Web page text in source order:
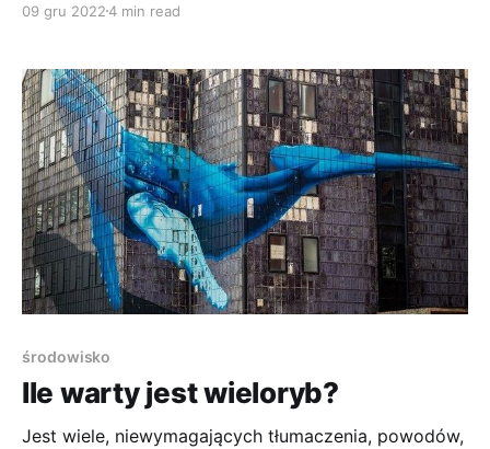
ludzką naturę.
09 gru 20224 min read
środowisko
Ile warty jest wieloryb?
Jest wiele, niewymagających tłumaczenia, powodów,